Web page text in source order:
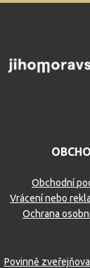
Obchodní
Vrácení nebo
Ochrana
Povinně